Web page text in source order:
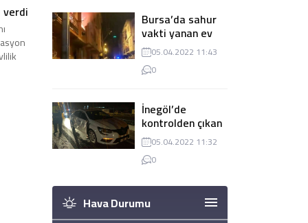
verdi Bursa’da sahur
vakti yanan ev
panik
yaşanmasına
sebep oldu
05.04.2022 11:43
0
İnegöl’de
kontrolden çıkan
tır 2 otomobile
çarptı
05.04.2022 11:32
0
Hava Durumu